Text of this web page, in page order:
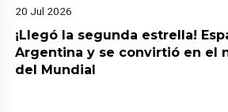
20 Jul 2026
¡Llegó la segunda estrella!
Argentina y se convirtió en el
del Mundial